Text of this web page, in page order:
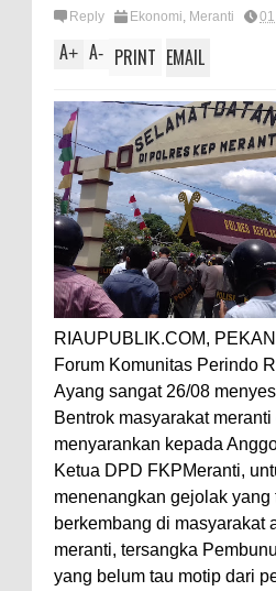
Reply Ekonomi, Meranti
A+ A- PRINT EMAIL
RIAUPUBLIK.COM,
Forum Komunitas Perindo
Ayang sangat 26/08
Bentrok masyarakat
menyarankan kepada
Ketua DPD FKPMeranti,
menenangkan gejolak
berkembang di masyarakat
meranti, tersangka
yang belum tau motip dari